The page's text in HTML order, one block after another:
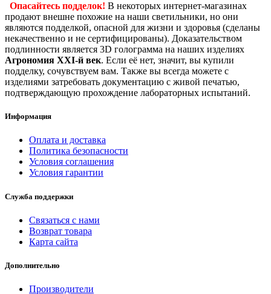
Опасайтесь подделок! В некоторых интернет-магазинах
продают внешне похожие на наши светильники, но они
являются подделкой, опасной для жизни и здоровья (сделаны
некачественно и не сертифицированы). Доказательством
подлинности является 3D голограмма на наших изделиях
Агрономия XXI-й век. Если её нет, значит, вы купили
подделку, сочувствуем вам. Также вы всегда можете с
изделиями затребовать документацию с живой печатью,
подтверждающую прохождение лабораторных испытаний.
Информация
Оплата и доставка
Политика безопасности
Условия соглашения
Условия гарантии
Служба поддержки
Связаться с нами
Возврат товара
Карта сайта
Дополнительно
Производители